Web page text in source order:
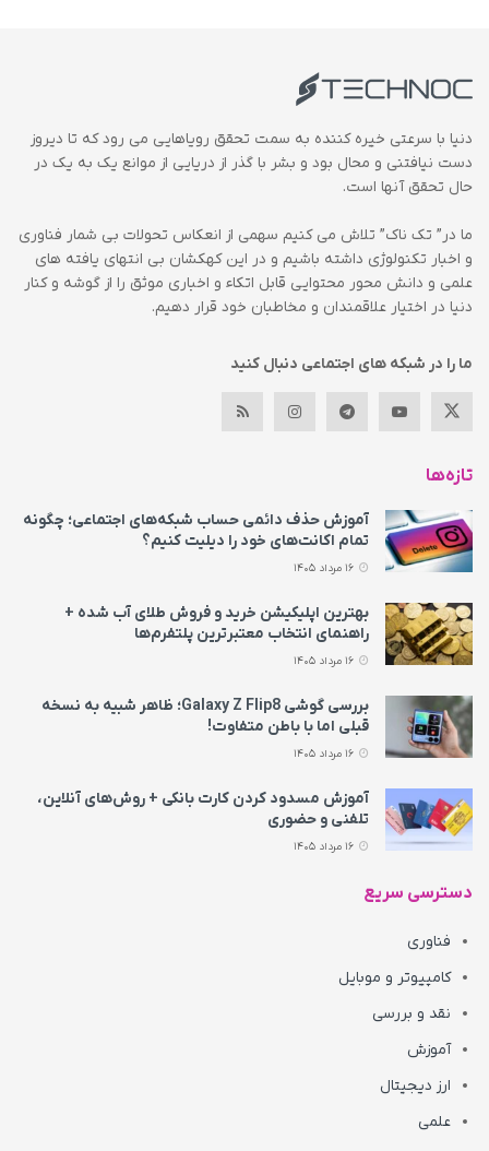
دنیا با سرعتی خیره کننده به سمت تحقق رویاهایی می رود که تا دیروز
دست نیافتنی و محال بود و بشر با گذر از دریایی از موانع یک به یک در
حال تحقق آنها است.
ما در” تک ناک” تلاش می کنیم سهمی از انعکاس تحولات بی شمار فناوری
و اخبار تکنولوژی داشته باشیم و در این کهکشان بی انتهای یافته های
علمی و دانش محور محتوایی قابل اتکاء و اخباری موثق را از گوشه و کنار
دنیا در اختیار علاقمندان و مخاطبان خود قرار دهیم.
ما را در شبکه های اجتماعی دنبال کنید
تازه‌ها
آموزش حذف دائمی حساب شبکه‌های اجتماعی؛ چگونه
تمام اکانت‌های خود را دیلیت کنیم؟
بهترین اپلیکیشن خرید و فروش طلای آب شده +
راهنمای انتخاب معتبرترین پلتفرم‌ها
بررسی گوشی Galaxy Z Flip8؛ ظاهر شبیه به نسخه
قبلی اما با باطن متفاوت!
آموزش مسدود کردن کارت بانکی + روش‌های آنلاین،
تلفنی و حضوری
دسترسی سریع
فناوری
کامپیوتر و موبایل
نقد و بررسی
آموزش
ارز دیجیتال
علمی